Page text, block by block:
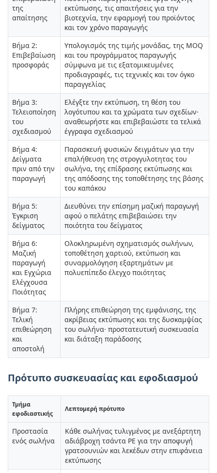
της
απαίτησης
εκτύπωσης, τις απαιτήσεις για την
βιοτεχνία, την εφαρμογή του προϊόντος
και τον χρόνο παραγωγής
Βήμα 2:
Επιβεβαίωση
προσφοράς
Υπολογισμός της τιμής μονάδας, της MOQ
και του προγράμματος παραγωγής
σύμφωνα με τις εξατομικευμένες
προδιαγραφές, τις τεχνικές και τον όγκο
παραγγελίας
Βήμα 3:
Τελειοποίηση
του
σχεδιασμού
Ελέγξτε την εκτύπωση, τη θέση του
λογότυπου και τα χρώματα των σχεδίων·
αναθεωρήστε και επιβεβαιώστε τα τελικά
έγγραφα σχεδιασμού
Βήμα 4:
Δείγματα
πριν από την
παραγωγή
Παρασκευή φυσικών δειγμάτων για την
επαλήθευση της στρογγυλοτητας του
σωλήνα, της επίδρασης εκτύπωσης και
της απόδοσης της τοποθέτησης της βάσης
του καπάκου
Βήμα 5:
Έγκριση
δείγματος
Διευθύνει την επίσημη μαζική παραγωγή
αφού ο πελάτης επιβεβαιώσει την
ποιότητα του δείγματος
Βήμα 6:
Μαζική
παραγωγή
και Εγχώρια
Ελέγχουσα
Ποιότητας
Ολοκληρωμένη σχηματισμός σωλήνων,
τοποθέτηση χαρτιού, εκτύπωση και
συναρμολόγηση εξαρτημάτων με
πολυεπίπεδο έλεγχο ποιότητας
Βήμα 7:
Τελική
επιθεώρηση
και
αποστολή
Πλήρης επιθεώρηση της εμφάνισης, της
ακρίβειας εκτύπωσης και της δυσκαμψίας
του σωλήνα· προστατευτική συσκευασία
και διάταξη παράδοσης
Πρότυπο συσκευασίας και εφοδιασμού
Τμήμα
εφοδιαστικής
Λεπτομερή πρότυπο
Προστασία
ενός σωλήνα
Κάθε σωλήνας τυλιγμένος με ανεξάρτητη
αδιάβροχη τσάντα PE για την αποφυγή
γρατσουνιών και λεκέδων στην επιφάνεια
εκτύπωσης